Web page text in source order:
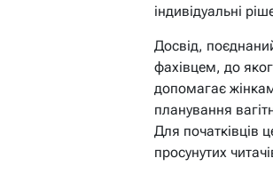
індивідуальні
Досвід,
фахівцем, до
допомагає
планування
Для початківців
просунутих